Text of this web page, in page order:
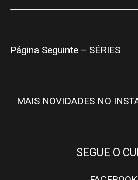
Página Seguinte – SÉRIES
MAIS NOVIDADES NO
SEGUE O